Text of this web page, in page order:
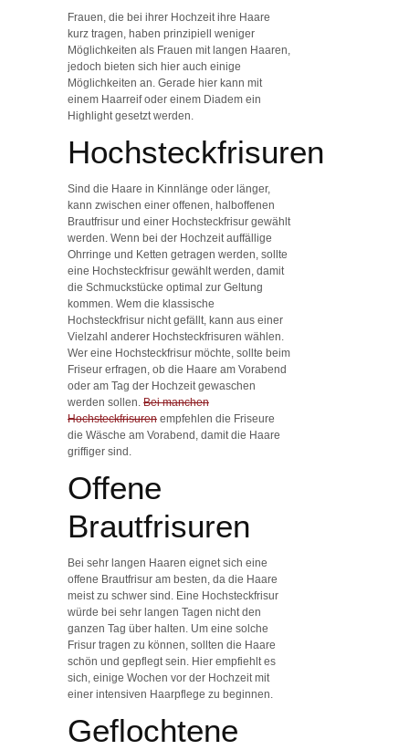
Frauen, die bei ihrer Hochzeit ihre Haare
kurz tragen, haben prinzipiell weniger
Möglichkeiten als Frauen mit langen Haaren,
jedoch bieten sich hier auch einige
Möglichkeiten an. Gerade hier kann mit
einem Haarreif oder einem Diadem ein
Highlight gesetzt werden.
Hochsteckfrisuren
Sind die Haare in Kinnlänge oder länger,
kann zwischen einer offenen, halboffenen
Brautfrisur und einer Hochsteckfrisur gewählt
werden. Wenn bei der Hochzeit auffällige
Ohrringe und Ketten getragen werden, sollte
eine Hochsteckfrisur gewählt werden, damit
die Schmuckstücke optimal zur Geltung
kommen. Wem die klassische
Hochsteckfrisur nicht gefällt, kann aus einer
Vielzahl anderer Hochsteckfrisuren wählen.
Wer eine Hochsteckfrisur möchte, sollte beim
Friseur erfragen, ob die Haare am Vorabend
oder am Tag der Hochzeit gewaschen
werden sollen. Bei manchen
Hochsteckfrisuren empfehlen die Friseure
die Wäsche am Vorabend, damit die Haare
griffiger sind.
Offene
Brautfrisuren
Bei sehr langen Haaren eignet sich eine
offene Brautfrisur am besten, da die Haare
meist zu schwer sind. Eine Hochsteckfrisur
würde bei sehr langen Tagen nicht den
ganzen Tag über halten. Um eine solche
Frisur tragen zu können, sollten die Haare
schön und gepflegt sein. Hier empfiehlt es
sich, einige Wochen vor der Hochzeit mit
einer intensiven Haarpflege zu beginnen.
Geflochtene